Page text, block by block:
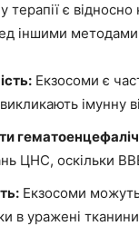
терапії є
іншими методами
Екзосоми є
імунну
ЦНС, оскільки
Екзосоми
в уражені